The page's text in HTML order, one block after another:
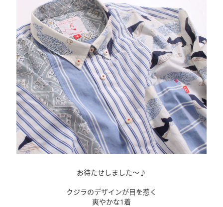
お待たせしました〜♪
クジラのデザインが目を惹く
爽やかな1着